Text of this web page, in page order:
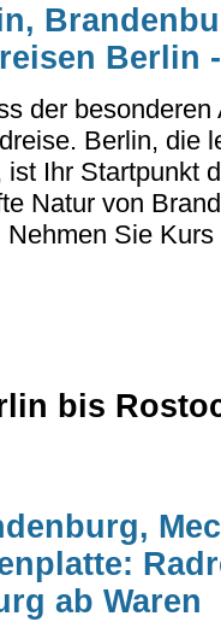
Berlin
der
Berlin, die
ist Ihr Startpunkt
Natur von
Nehmen Sie
bis
ab Waren